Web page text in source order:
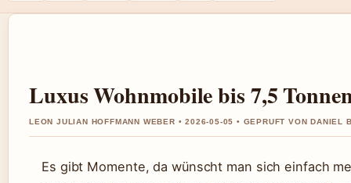
Luxus Wohnmobile bis 7,5
LEON JULIAN HOFFMANN WEBER • 2026-05-05 • GEPRUFT VON DANIEL
Es gibt Momente, da wünscht man sich einfach